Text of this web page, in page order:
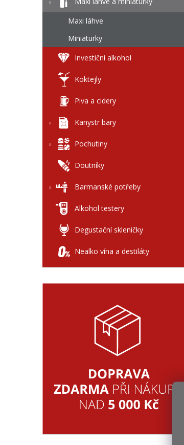
Maxi láhve
Miniaturky
Investiční alkohol
Koktejly
Piva a cidery
Kanystr bary
Pochutiny
Doutníky
Barmanské potřeby
Alkohol testery
Degustační skleničky
Nealko vína a destiláty